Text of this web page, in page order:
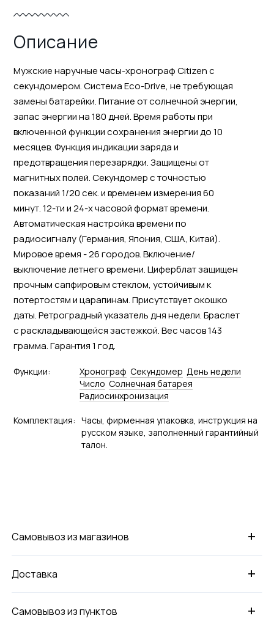
Описание
Мужские наручные часы-хронограф Citizen с
секундомером. Система Eco-Drive, не требующая
замены батарейки. Питание от солнечной энергии,
запас энергии на 180 дней. Время работы при
включенной функции сохранения энергии до 10
месяцев. Функция индикации заряда и
предотвращения перезарядки. Защищены от
магнитных полей. Секундомер с точностью
показаний 1/20 cек. и временем измерения 60
минут. 12-ти и 24-х часовой формат времени.
Автоматическая настройка времени по
радиосигналу (Германия, Япония, США, Китай).
Мировое время - 26 городов. Включение/
выключение летнего времени. Циферблат защищен
прочным сапфировым стеклом, устойчивым к
потертостям и царапинам. Присутствует окошко
даты. Ретроградный указатель дня недели. Браслет
с раскладывающейся застежкой. Вес часов 143
грамма. Гарантия 1 год.
Функции: Хронограф Секундомер День недели
Число Солнечная батарея
Радиосинхронизация
Комплектация: Часы, фирменная упаковка, инструкция на
русском языке, заполненный гарантийный
талон.
+
Самовывоз из магазинов
+
Доставка
+
Самовывоз из пунктов